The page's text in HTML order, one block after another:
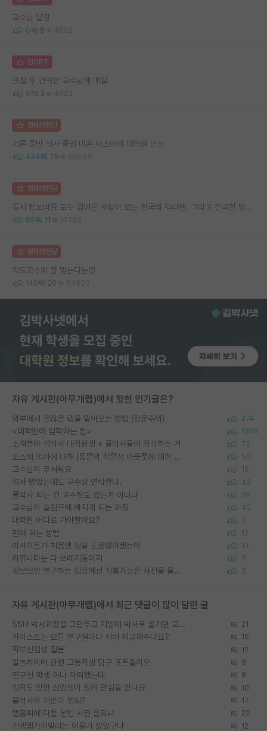
교수님 답장
0 6 4502
김GPT
면접 후 컨택한 교수님께 메일
0 3 4023
명예의전당
서른 중반 석사 졸업 미혼 아즈매의 대학원 단상
434 75 66699
명예의전당
동서 랩노비를 모두 겪어온 사람이 보는 한국의 워라밸, 그리고 간곡한 당부의 말씀
89 11 17296
명예의전당
지도교수와 잘 맞는다는것
140 20 64533
자유 게시판(아무개랩)에서 핫한 인기글은?
외부에서 괜찮은 랩을 알아보는 방법 (장문주의) 274
<대학원에 입학하는 법> 1388
소재분야 석박사 대학원생 + 물박사들이 착각하는 거 72
포스텍 억까에 대해 (동문의 학문적 아웃풋에 대한 반박) 50
교수님이 무서워요 16
석사 받았는데도 교수랑 연락한다. 43
물박사 되는 건 교수탓도 있는거 아니냐 29
교수님이 슬럼프에 빠지게 되는 과정 40
대학원 어디로 가야할까요? 5
편애 하는 방법 12
이사이트가 처음엔 정말 도움많이됐는데 13
커뮤니티는 다 쓰레기통이지 5
정보보안 연구하는 입장에선 식별가능한 사진을 올리는건 비추이긴함 5
자유 게시판(아무개랩)에서 최근 댓글이 많이 달린 글
SSH 박사과정을 그만두고 지방대 박사로 옮기면 교수의 꿈은 끝일까요? 21
카이스트는 모든 연구실마다 서버 제공해주나요? 15
학부신입생 질문 12
알츠하이머 관련 고등학생 탐구 포트폴리오 9
연구실 학생 하나 자퇴했는데 8
입학도 안한 신입생이 원래 관심을 받나요 10
물박사의 기준이 뭐임? 17
랩홈피에 다들 본인 사진 올리냐 22
신생랩가지말라는 이유가 있었구나 12